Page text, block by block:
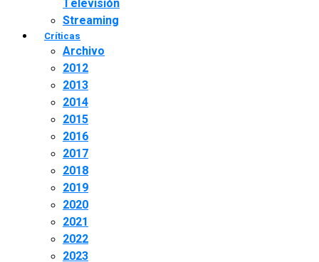
Televisión
Streaming
Críticas
Archivo
2012
2013
2014
2015
2016
2017
2018
2019
2020
2021
2022
2023